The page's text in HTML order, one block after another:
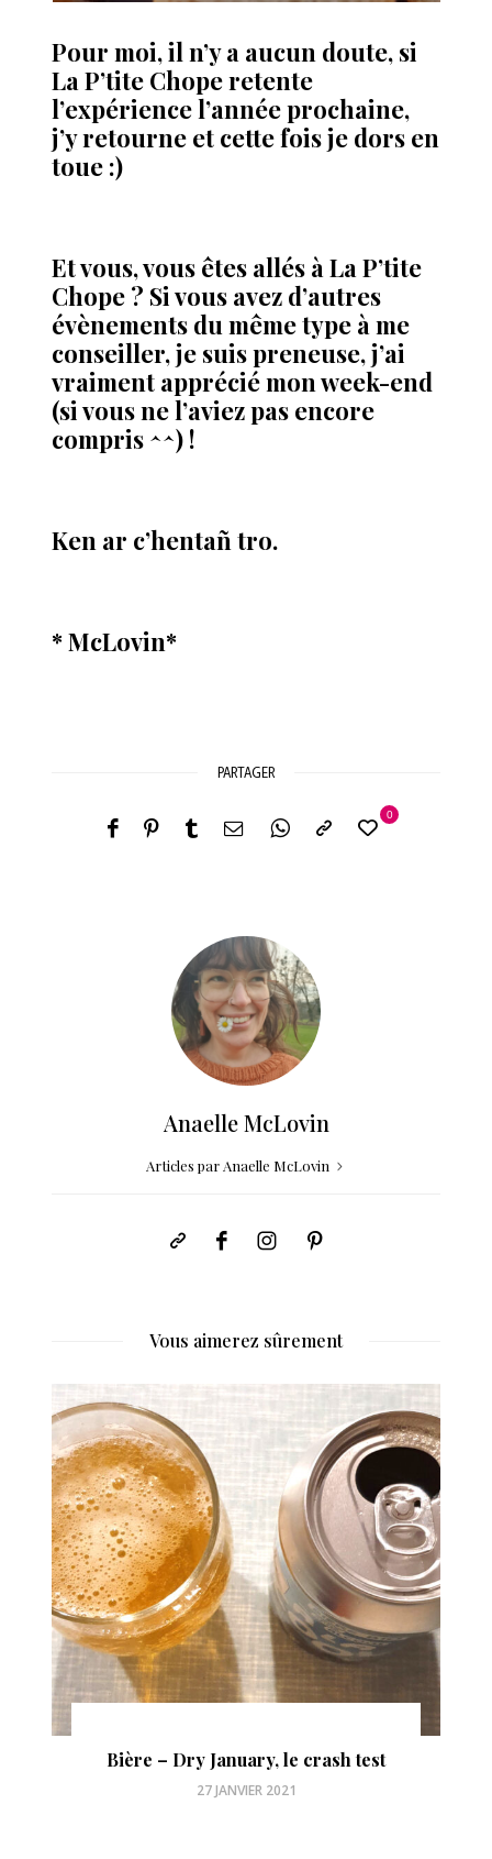
Pour moi, il n’y a aucun doute, si
La P’tite Chope retente
l’expérience l’année prochaine,
j’y retourne et cette fois je dors en
toue :)
Et vous, vous êtes allés à La P’tite
Chope ? Si vous avez d’autres
évènements du même type à me
conseiller, je suis preneuse, j’ai
vraiment apprécié mon week-end
(si vous ne l’aviez pas encore
compris ^^) !
Ken ar c’hentañ tro.
* McLovin*
PARTAGER
0
Anaelle McLovin
Articles par Anaelle McLovin
Vous aimerez sûrement
Couture – La robe bretzel +